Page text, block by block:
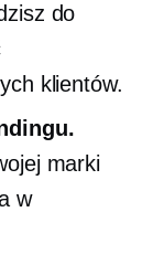
do
klientów.
marki
w